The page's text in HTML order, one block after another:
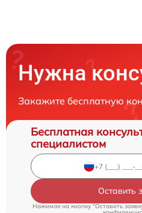
Нужна
Закажите бесплатную
Бесплатная
специалистом
Оставить
Нажимая на кнопку "Оставить